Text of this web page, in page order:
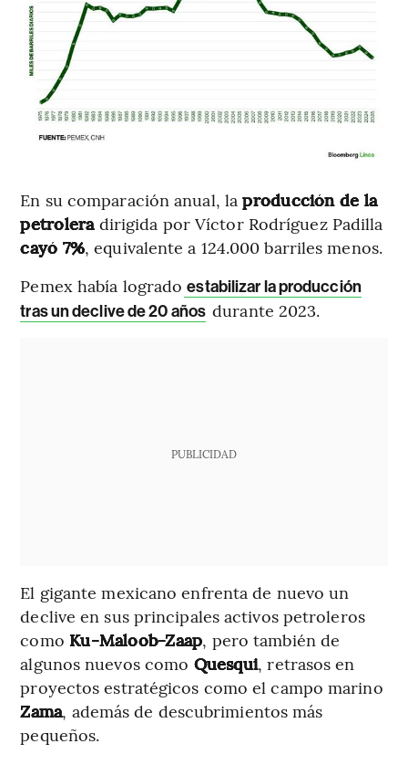
En su comparación anual, la producción de la
petrolera dirigida por Víctor Rodríguez Padilla
cayó 7%, equivalente a 124.000 barriles menos.
Pemex había logrado estabilizar la producción
tras un declive de 20 años durante 2023.
PUBLICIDAD
El gigante mexicano enfrenta de nuevo un
declive en sus principales activos petroleros
como Ku-Maloob-Zaap, pero también de
algunos nuevos como Quesqui, retrasos en
proyectos estratégicos como el campo marino
Zama, además de descubrimientos más
pequeños.